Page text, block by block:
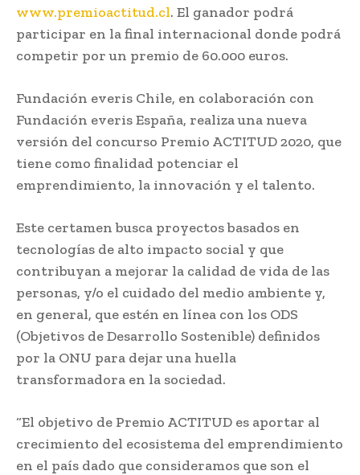
www.premioactitud.cl. El ganador podrá
participar en la final internacional donde podrá
competir por un premio de 60.000 euros.
Fundación everis Chile, en colaboración con
Fundación everis España, realiza una nueva
versión del concurso Premio ACTITUD 2020, que
tiene como finalidad potenciar el
emprendimiento, la innovación y el talento.
Este certamen busca proyectos basados en
tecnologías de alto impacto social y que
contribuyan a mejorar la calidad de vida de las
personas, y/o el cuidado del medio ambiente y,
en general, que estén en línea con los ODS
(Objetivos de Desarrollo Sostenible) definidos
por la ONU para dejar una huella
transformadora en la sociedad.
“El objetivo de Premio ACTITUD es aportar al
crecimiento del ecosistema del emprendimiento
en el país dado que consideramos que son el